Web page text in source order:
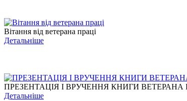
Вітання від ветерана праці
Детальніше
ПРЕЗЕНТАЦІЯ І ВРУЧЕННЯ КНИГИ ВЕТЕРАНА
Детальніше